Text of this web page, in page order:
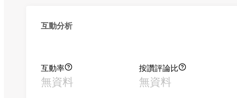
互動分析
互動率
無資料
按讚評論比
無資料